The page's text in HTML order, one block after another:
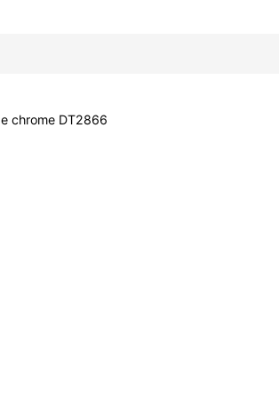
chrome DT2866